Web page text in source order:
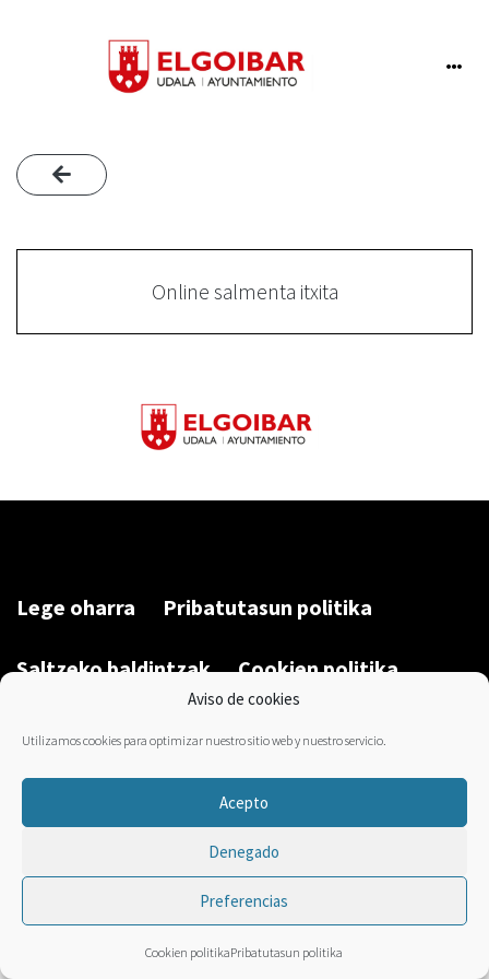
Aviso de cookies
Utilizamos cookies para optimizar nuestro sitio web y nuestro servicio.
Acepto
Denegado
Preferencias
Cookien politikaPribatutasun politika
Online salmenta itxita
Lege oharra Pribatutasun politika
Saltzeko baldintzak Cookien politika
Garatu du/Desarrollado por:Bravo Manager2026